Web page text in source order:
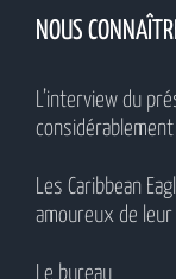
NOUS
L’interview du
Les Caribbean
amoureux de leur
Le bureau